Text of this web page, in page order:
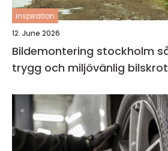
inspiration
12. June 2026
Bildemontering stockholm så fungerar en
trygg och miljövänlig bilskrot